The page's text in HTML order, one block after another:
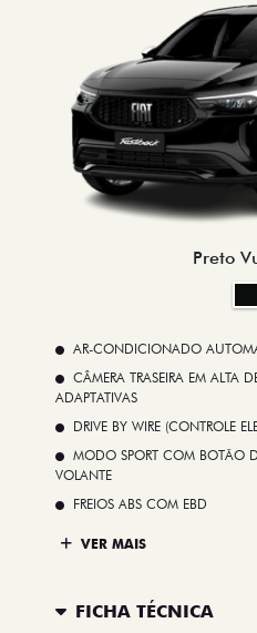
Preto
AR-CONDICIONADO
CÂMERA TRASEIRA EM ALTA
ADAPTATIVAS
DRIVE BY WIRE (CONTROLE
MODO SPORT COM BOTÃO
VOLANTE
FREIOS ABS COM EBD
VER MAIS
FICHA TÉCNICA